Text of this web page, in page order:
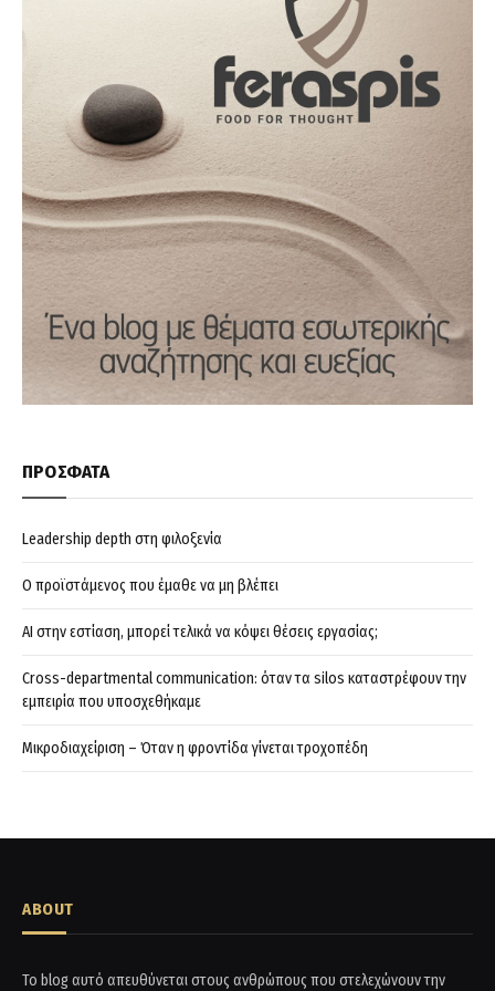
ΠΡΟΣΦΑΤΑ
Leadership depth στη φιλοξενία
Ο προϊστάμενος που έμαθε να μη βλέπει
AI στην εστίαση, μπορεί τελικά να κόψει θέσεις εργασίας;
Cross-departmental communication: όταν τα silos καταστρέφουν την
εμπειρία που υποσχεθήκαμε
Μικροδιαχείριση – Όταν η φροντίδα γίνεται τροχοπέδη
ABOUT
Το blog αυτό απευθύνεται στους ανθρώπους που στελεχώνουν την